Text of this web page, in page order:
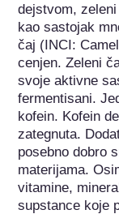
dejstvom,
kao sastojak
čaj (INCI:
cenjen. Zeleni
svoje aktivne
fermentisani.
kofein. Kofein
zategnuta.
posebno dobro
materijama.
vitamine,
supstance koje